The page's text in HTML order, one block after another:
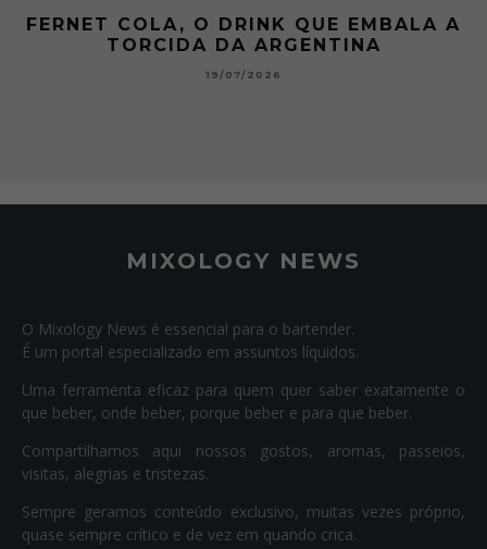
GIBSON: O PICLES QUE MUDOU A
HISTÓRIA DOS MARTINI
15/07/2026
MIXOLOGY NEWS
O Mixology News é essencial para o bartender.
É um portal especializado em assuntos líquidos.
Uma ferramenta eficaz para quem quer saber exatamente o
que beber, onde beber, porque beber e para que beber.
Compartilhamos aqui nossos gostos, aromas, passeios,
visitas, alegrias e tristezas.
Sempre geramos conteúdo exclusivo, muitas vezes próprio,
quase sempre crítico e de vez em quando crica.